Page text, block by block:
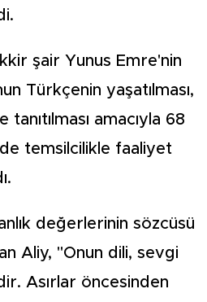
şair Yunus Emre'nin
Türkçenin yaşatılması,
tanıtılması amacıyla 68
temsilcilikle faaliyet
değerlerinin sözcüsü
Aliy, "Onun dili, sevgi
Asırlar öncesinden